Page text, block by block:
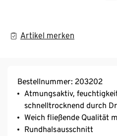
Artikel merken
Bestellnummer: 203202
Atmungsaktiv,
schnelltrocknend durch
Weich fließende Qualität
Rundhalsausschnitt